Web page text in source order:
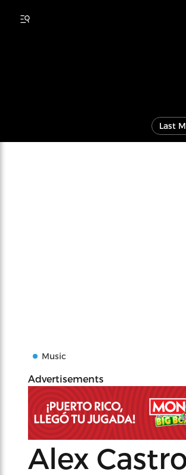
Last
Music
Advertisements
Alex